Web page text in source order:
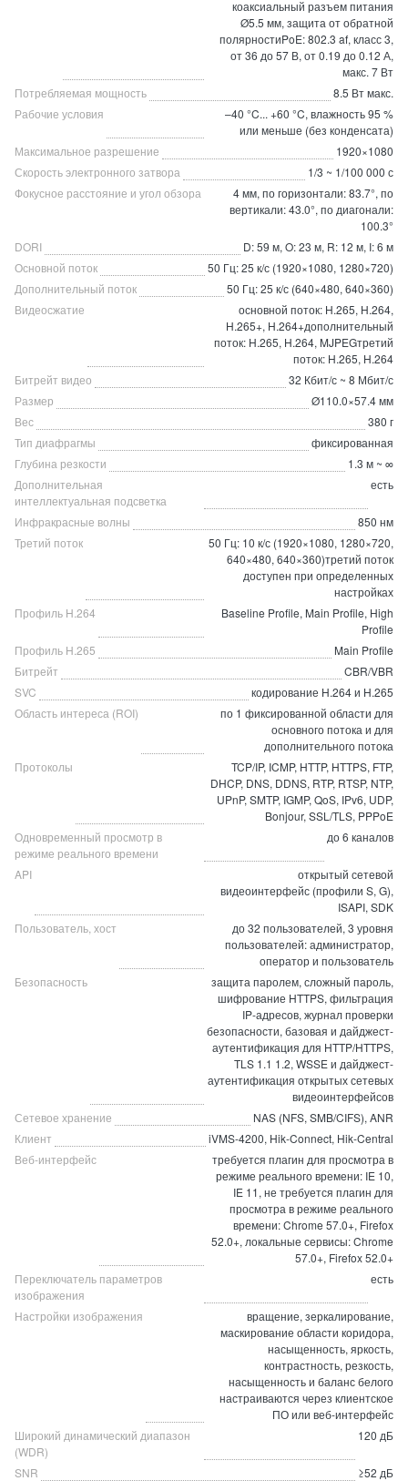
коаксиальный разъем питания
Ø5.5 мм, защита от обратной
полярностиPoE: 802.3 af, класс 3,
от 36 до 57 В, от 0.19 до 0.12 А,
макс. 7 Вт
Потребляемая мощность
8.5 Вт макс.
Рабочие условия
–40 °C... +60 °C, влажность 95 %
или меньше (без конденсата)
Максимальное разрешение
1920×1080
Скорость электронного затвора
1/3 ~ 1/100 000 с
Фокусное расстояние и угол обзора
4 мм, по горизонтали: 83.7°, по
вертикали: 43.0°, по диагонали:
100.3°
DORI
D: 59 м, O: 23 м, R: 12 м, I: 6 м
Основной поток
50 Гц: 25 к/с (1920×1080, 1280×720)
Дополнительный поток
50 Гц: 25 к/с (640×480, 640×360)
Видеосжатие
основной поток: H.265, H.264,
H.265+, H.264+дополнительный
поток: H.265, H.264, MJPEGтретий
поток: H.265, H.264
Битрейт видео
32 Кбит/с ~ 8 Мбит/с
Размер
Ø110.0×57.4 мм
Вес
380 г
Тип диафрагмы
фиксированная
Глубина резкости
1.3 м ~ ∞
Дополнительная
интеллектуальная подсветка
есть
Инфракрасные волны
850 нм
Третий поток
50 Гц: 10 к/с (1920×1080, 1280×720,
640×480, 640×360)третий поток
доступен при определенных
настройках
Профиль H.264
Baseline Profile, Main Profile, High
Profile
Профиль H.265
Main Profile
Битрейт
CBR/VBR
SVC
кодирование H.264 и H.265
Область интереса (ROI)
по 1 фиксированной области для
основного потока и для
дополнительного потока
Протоколы
TCP/IP, ICMP, HTTP, HTTPS, FTP,
DHCP, DNS, DDNS, RTP, RTSP, NTP,
UPnP, SMTP, IGMP, QoS, IPv6, UDP,
Bonjour, SSL/TLS, PPPoE
Одновременный просмотр в
режиме реального времени
до 6 каналов
API
открытый сетевой
видеоинтерфейс (профили S, G),
ISAPI, SDK
Пользователь, хост
до 32 пользователей, 3 уровня
пользователей: администратор,
оператор и пользователь
Безопасность
защита паролем, сложный пароль,
шифрование HTTPS, фильтрация
IP-адресов, журнал проверки
безопасности, базовая и дайджест-
аутентификация для HTTP/HTTPS,
TLS 1.1 1.2, WSSE и дайджест-
аутентификация открытых сетевых
видеоинтерфейсов
Сетевое хранение
NAS (NFS, SMB/CIFS), ANR
Клиент
iVMS-4200, Hik-Connect, Hik-Central
Веб-интерфейс
требуется плагин для просмотра в
режиме реального времени: IE 10,
IE 11, не требуется плагин для
просмотра в режиме реального
времени: Chrome 57.0+, Firefox
52.0+, локальные сервисы: Chrome
57.0+, Firefox 52.0+
Переключатель параметров
изображения
есть
Настройки изображения
вращение, зеркалирование,
маскирование области коридора,
насыщенность, яркость,
контрастность, резкость,
насыщенность и баланс белого
настраиваются через клиентское
ПО или веб-интерфейс
Широкий динамический диапазон
(WDR)
120 дБ
SNR
≥52 дБ